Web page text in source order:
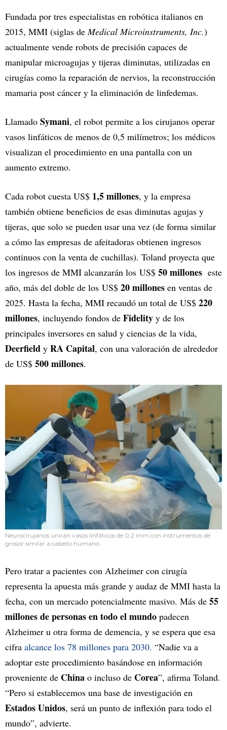
Fundada por tres especialistas en robótica italianos en
2015, MMI (siglas deMedical Microinstruments, Inc.)
actualmente vende robots de precisión capaces de
manipular microagujas y tijeras diminutas, utilizadas en
cirugías como la reparación de nervios, la reconstrucción
mamaria post cáncer y la eliminación de linfedemas.
Llamado Symani, el robot permite a los cirujanos operar
vasos linfáticos de menos de 0,5 milímetros; los médicos
visualizan el procedimiento en una pantalla con un
aumento extremo.
Cada robot cuesta US$ 1,5 millones, y la empresa
también obtiene beneficios de esas diminutas agujas y
tijeras, que solo se pueden usar una vez (de forma similar
a cómo las empresas de afeitadoras obtienen ingresos
continuos con la venta de cuchillas). Toland proyecta que
los ingresos de MMI alcanzarán los US$ 50 millones este
año, más del doble de los US$ 20 millones en ventas de
2025. Hasta la fecha, MMI recaudó un total de US$ 220
millones, incluyendo fondos de Fidelity y de los
principales inversores en salud y ciencias de la vida,
Deerfield y RA Capital, con una valoración de alrededor
de US$ 500 millones.
Neurocirujanos unirán vasos linfáticos de 0,2 mm con instrumentos de
grosor similar a cabello humano
Pero tratar a pacientes con Alzheimer con cirugía
representa la apuesta más grande y audaz de MMI hasta la
fecha, con un mercado potencialmente masivo. Más de 55
millones de personas en todo el mundo padecen
Alzheimer u otra forma de demencia, y se espera que esa
cifra alcance los 78 millones para 2030. “Nadie va a
adoptar este procedimiento basándose en información
proveniente de China o incluso de Corea”, afirma Toland.
“Pero si establecemos una base de investigación en
Estados Unidos, será un punto de inflexión para todo el
mundo”, advierte.